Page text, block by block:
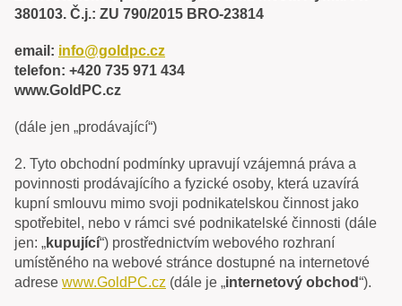
380103. Č.j.: ZU 790/2015 BRO-23814
email: info@goldpc.cz
telefon: +420 735 971 434
www.GoldPC.cz
(dále jen „prodávající“)
2. Tyto obchodní podmínky upravují vzájemná práva a
povinnosti prodávajícího a fyzické osoby, která uzavírá
kupní smlouvu mimo svoji podnikatelskou činnost jako
spotřebitel, nebo v rámci své podnikatelské činnosti (dále
jen: „kupující“) prostřednictvím webového rozhraní
umístěného na webové stránce dostupné na internetové
adrese www.GoldPC.cz (dále je „internetový obchod“).